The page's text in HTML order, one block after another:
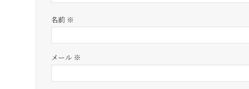
名前 ※
メール ※